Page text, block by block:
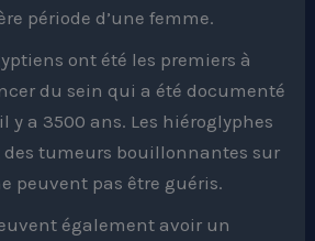
période d’une femme.
ont été les premiers à
du sein qui a été documenté
y a 3500 ans. Les hiéroglyphes
tumeurs bouillonnantes sur
peuvent pas être guéris.
également avoir un